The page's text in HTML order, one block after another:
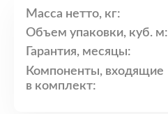
Масса нетто, кг:
Объем упаковки, куб. м:
Гарантия, месяцы:
Компоненты, входящие
в комплект: